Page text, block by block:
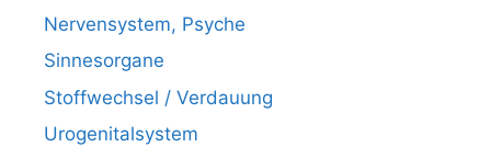
Nervensystem, Psyche
Sinnesorgane
Stoffwechsel / Verdauung
Urogenitalsystem